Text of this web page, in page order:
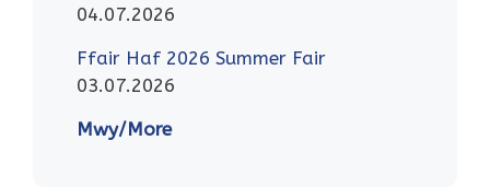
04.07.2026
Ffair Haf 2026 Summer Fair
03.07.2026
Mwy/More